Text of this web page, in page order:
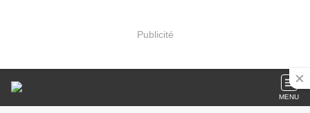
Publicité
MENU